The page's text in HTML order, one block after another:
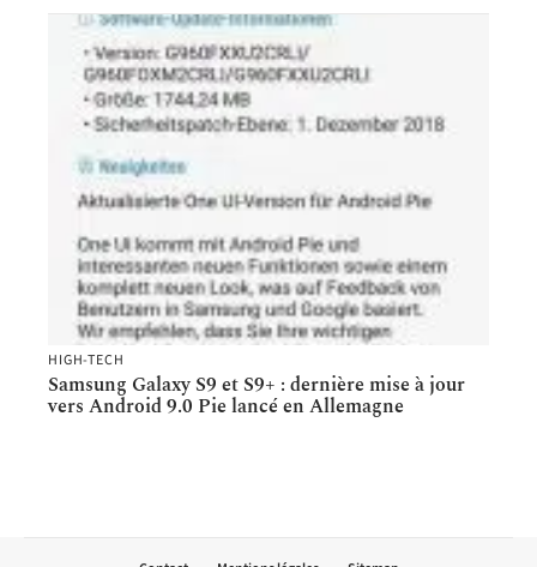
HIGH-TECH
Samsung Galaxy S9 et S9+ : dernière mise à jour
vers Android 9.0 Pie lancé en Allemagne